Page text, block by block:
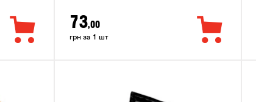
73,00
грн за 1 шт